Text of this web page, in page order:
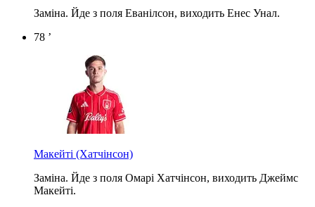
Заміна. Йде з поля Еванілсон, виходить Енес Унал.
78 ’
Макейті (Хатчінсон)
Заміна. Йде з поля Омарі Хатчінсон, виходить Джеймс
Макейті.